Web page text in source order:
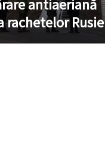
antiaeriană
rachetelor